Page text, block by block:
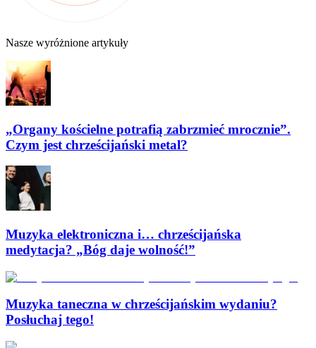
Nasze wyróżnione artykuły
„Organy kościelne potrafią zabrzmieć mrocznie”.
Czym jest chrześcijański metal?
Muzyka elektroniczna i… chrześcijańska
medytacja? „Bóg daje wolność!”
Muzyka taneczna w chrześcijańskim wydaniu?
Posłuchaj tego!